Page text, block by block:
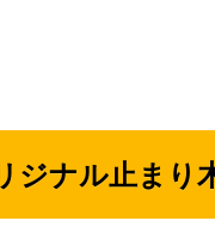
ナル止ま